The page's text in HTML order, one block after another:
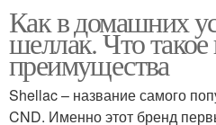
Как в домашних
шеллак. Что
преимущества
Shellac – название самого
CND. Именно этот бренд